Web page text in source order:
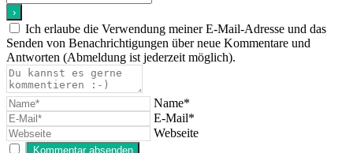
Ich erlaube die Verwendung meiner E-Mail-Adresse und das
Senden von Benachrichtigungen über neue Kommentare und
Antworten (Abmeldung ist jederzeit möglich).
Name*
E-Mail*
Webseite